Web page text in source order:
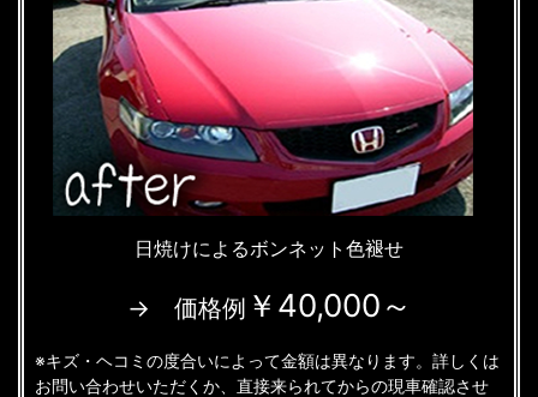
日焼けによるボンネット色褪せ
→ 価格例 ￥40,000～
※キズ・ヘコミの度合いによって金額は異なります。詳しくは
お問い合わせいただくか、直接来られてからの現車確認させ